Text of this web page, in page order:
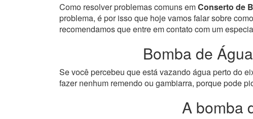
Como resolver problemas comuns emConserto de
problema, é por isso que hoje vamos falar sobre
recomendamos que entre em contato com um
Bomba de
Se você percebeu que está vazando água perto do
fazer nenhum remendo ou gambiarra, porque pode
A bomba